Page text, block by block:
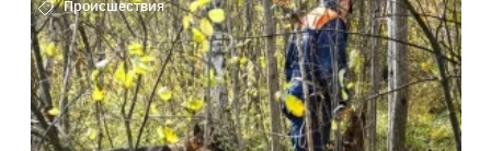
Происшествия